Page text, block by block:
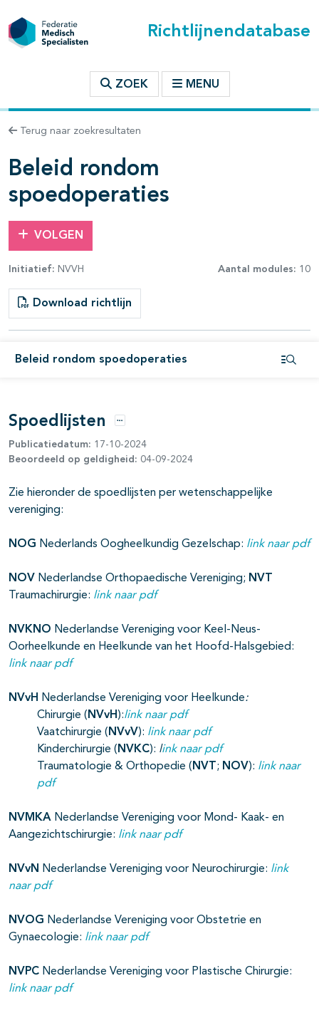
Richtlijnendatabase
ZOEK MENU
Terug naar zoekresultaten
Beleid rondom
spoedoperaties
VOLGEN
Initiatief: NVVH Aantal modules: 10
Download richtlijn
Beleid rondom spoedoperaties
binnen deze richtlijn
Spoedlijsten Opties
Publicatiedatum: 17-10-2024
Beoordeeld op geldigheid: 04-09-2024
Zie hieronder de spoedlijsten per wetenschappelijke
vereniging:
NOG Nederlands Oogheelkundig Gezelschap: link naar pdf
NOV Nederlandse Orthopaedische Vereniging; NVT
Traumachirurgie: link naar pdf
NVKNO Nederlandse Vereniging voor Keel-Neus-
Oorheelkunde en Heelkunde van het Hoofd-Halsgebied:
link naar pdf
NVvH Nederlandse Vereniging voor Heelkunde:
Chirurgie ( NVvH ):link naar pdf
Vaatchirurgie ( NVvV): link naar pdf
Kinderchirurgie ( NVKC): link naar pdf
Traumatologie & Orthopedie ( NVT ; NOV): link naar
pdf
NVMKA Nederlandse Vereniging voor Mond- Kaak- en
Aangezichtschirurgie: link naar pdf
NVvN Nederlandse Vereniging voor Neurochirurgie: link
naar pdf
NVOG Nederlandse Vereniging voor Obstetrie en
Gynaecologie: link naar pdf
NVPC Nederlandse Vereniging voor Plastische Chirurgie:
link naar pdf